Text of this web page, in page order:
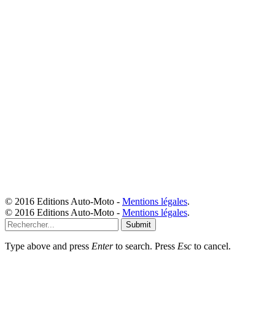
© 2016 Editions Auto-Moto - Mentions légales.
© 2016 Editions Auto-Moto - Mentions légales.
Submit
Type above and press Enterto search. Press Esc to cancel.